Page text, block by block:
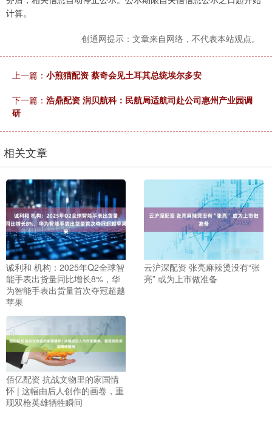
计算。
创通网提示：文章来自网络，不代表本站观点。
上一篇： 小煎猫配资 蔡奇会见土耳其总统埃尔多安
下一篇： 浩鼎配资 润贝航科：民航局适航司赴公司惠州产业园调
研
相关文章
诚利和 机构：2025年Q2全球智
能手表出货量同比增长8%，华
为智能手表出货量首次夺冠超越
苹果
云沪深配资 张亮麻辣烫没有“张
亮” 或为上市做准备
佰亿配资 抗战文物里的家国情
怀 | 这幅由后人创作的画卷，重
现双枪英雄牺牲瞬间